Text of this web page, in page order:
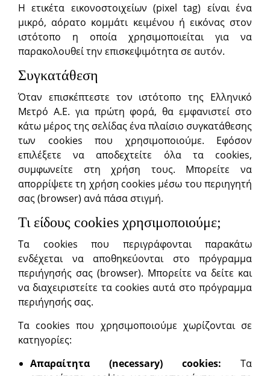
Η ετικέτα εικονοστοιχείων (pixel tag) είναι ένα
μικρό, αόρατο κομμάτι κειμένου ή εικόνας στον
ιστότοπο η οποία χρησιμοποιείται για να
παρακολουθεί την επισκεψιμότητα σε αυτόν.
Συγκατάθεση
Όταν επισκέπτεστε τον ιστότοπο της Ελληνικό
Μετρό Α.Ε. για πρώτη φορά, θα εμφανιστεί στο
κάτω μέρος της σελίδας ένα πλαίσιο συγκατάθεσης
των cookies που χρησιμοποιούμε. Εφόσον
επιλέξετε να αποδεχτείτε όλα τα cookies,
συμφωνείτε στη χρήση τους. Μπορείτε να
απορρίψετε τη χρήση cookies μέσω του περιηγητή
σας (browser) ανά πάσα στιγμή.
Τι είδους cookies χρησιμοποιούμε;
Τα cookies που περιγράφονται παρακάτω
ενδέχεται να αποθηκεύονται στο πρόγραμμα
περιήγησής σας (browser). Μπορείτε να δείτε και
να διαχειριστείτε τα cookies αυτά στο πρόγραμμα
περιήγησής σας.
Τα cookies που χρησιμοποιούμε χωρίζονται σε
κατηγορίες:
Απαραίτητα (necessary) cookies: Τα